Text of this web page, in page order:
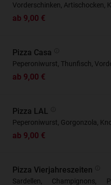
Vorderschinken, Artischocken,
ab 9,00 €
Pizza Casa
Peperoniwurst, Thunfisch,
ab 9,00 €
Pizza LAL
Peperoniwurst, Gorgonzola,
ab 9,00 €
Pizza Vierjahreszeiten
Sardellen, Champignons,